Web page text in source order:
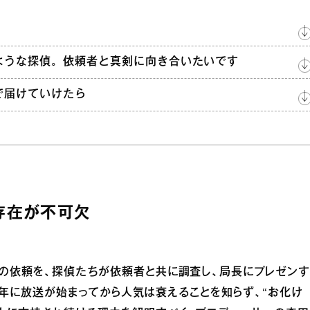
な探偵。依頼者と真剣に向き合いたいです
けていけたら
在が不可欠
頼を、探偵たちが依頼者と共に調査し、局長にプレゼンす
に放送が始まってから人気は衰えることを知らず、“お化け